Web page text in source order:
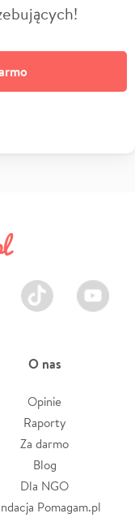
TikTok Youtube
O nas
Opinie
Raporty
Za darmo
Blog
Dla NGO
Pomagam.pl